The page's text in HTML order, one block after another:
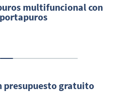
multifuncional con
portapuros
presupuesto gratuito